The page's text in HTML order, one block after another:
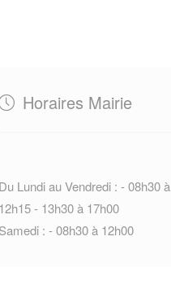
Horaires Mairie
Du Lundi au Vendredi : - 08h30 à
12h15 - 13h30 à 17h00
Samedi : - 08h30 à 12h00